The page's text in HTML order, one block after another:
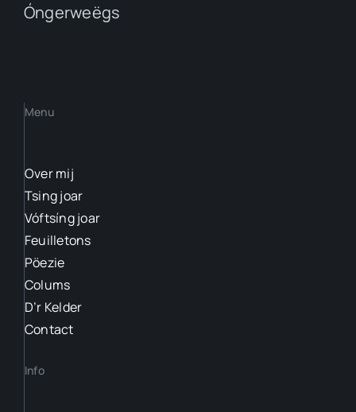
Óngerweëgs
Menu
Over mij
Tsing joar
Vóftsíng joar
Feuilletons
Pöezie
Colums
D’r Kelder
Contact
Info